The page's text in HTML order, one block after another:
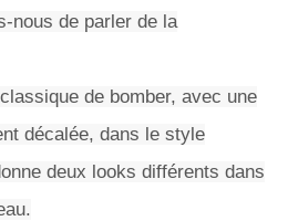
nous de parler de la
de bomber, avec une
décalée, dans le style
deux looks différents dans